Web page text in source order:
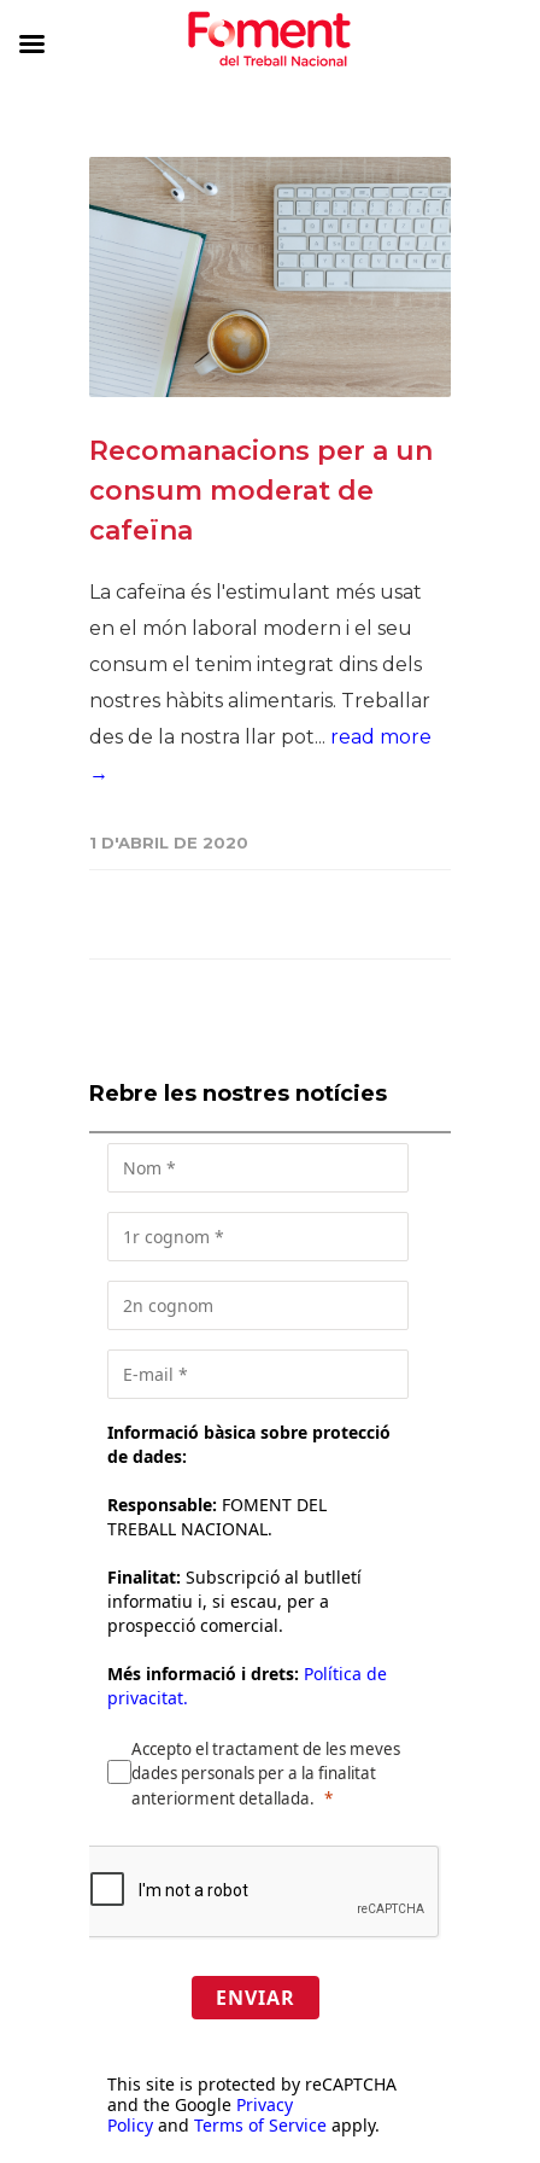
Recomanacions per a un
consum moderat de
cafeïna
La cafeïna és l'estimulant més usat
en el món laboral modern i el seu
consum el tenim integrat dins dels
nostres hàbits alimentaris. Treballar
des de la nostra llar pot... read more
→
1 D'ABRIL DE 2020
Rebre les nostres notícies
Informació bàsica sobre protecció
de dades:
Responsable: FOMENT DEL
TREBALL NACIONAL.
Finalitat: Subscripció al butlletí
informatiu i, si escau, per a
prospecció comercial.
Més informació i drets: Política de
privacitat.
Accepto el tractament de les meves
dades personals per a la finalitat
anteriorment detallada.
ENVIAR
This site is protected by reCAPTCHA
and the Google Privacy
Policy and Terms of Service apply.